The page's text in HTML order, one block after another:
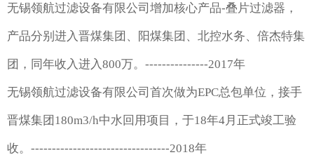
无锡领航过滤设备有限公司增加核心产品-叠片过滤器，
产品分别进入晋煤集团、阳煤集团、北控水务、倍杰特集
团，同年收入进入800万。---------------2017年
无锡领航过滤设备有限公司首次做为EPC总包单位，接手
晋煤集团180m3/h中水回用项目，于18年4月正式竣工验
收。---------------------------------2018年